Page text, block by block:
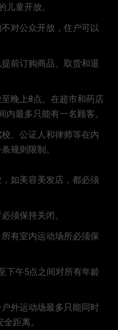
童开放。
对公众开放，住户可以
前订购商品、取货和退
晚上8点。在超市和药店
最多只能有一名顾客。
、公证人和律师等在内
规则限制。
如美容美发店，都必须
须保持关闭。
有室内运动场所必须保
下午5点之间对所有年龄
外运动场最多只能同时
距离。